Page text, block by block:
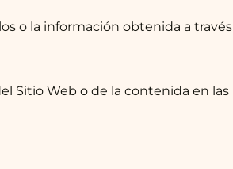
o la información obtenida a través
Sitio Web o de la contenida en las